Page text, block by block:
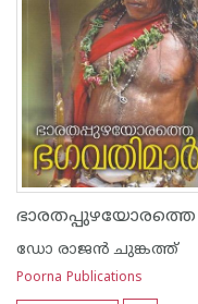
ഡോ രാജ‌ന്‍ ചുങ്കത്ത്
Poorna Publications